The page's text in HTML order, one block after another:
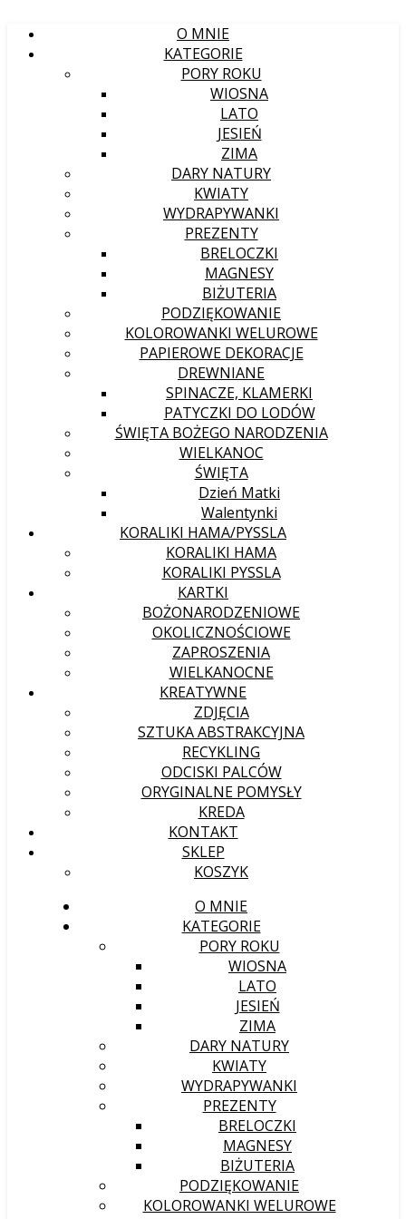
O MNIE
KATEGORIE
PORY ROKU
WIOSNA
LATO
JESIEŃ
ZIMA
DARY NATURY
KWIATY
WYDRAPYWANKI
PREZENTY
BRELOCZKI
MAGNESY
BIŻUTERIA
PODZIĘKOWANIE
KOLOROWANKI WELUROWE
PAPIEROWE DEKORACJE
DREWNIANE
SPINACZE, KLAMERKI
PATYCZKI DO LODÓW
ŚWIĘTA BOŻEGO NARODZENIA
WIELKANOC
ŚWIĘTA
Dzień Matki
Walentynki
KORALIKI HAMA/PYSSLA
KORALIKI HAMA
KORALIKI PYSSLA
KARTKI
BOŻONARODZENIOWE
OKOLICZNOŚCIOWE
ZAPROSZENIA
WIELKANOCNE
KREATYWNE
ZDJĘCIA
SZTUKA ABSTRAKCYJNA
RECYKLING
ODCISKI PALCÓW
ORYGINALNE POMYSŁY
KREDA
KONTAKT
SKLEP
KOSZYK
O MNIE
KATEGORIE
PORY ROKU
WIOSNA
LATO
JESIEŃ
ZIMA
DARY NATURY
KWIATY
WYDRAPYWANKI
PREZENTY
BRELOCZKI
MAGNESY
BIŻUTERIA
PODZIĘKOWANIE
KOLOROWANKI WELUROWE